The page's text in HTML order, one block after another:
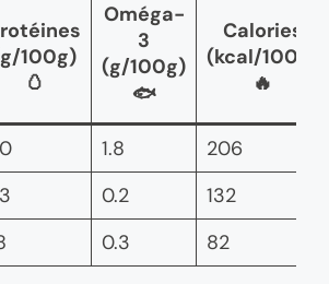
100g)
🥚
Oméga-
3
(g/100g)
🐟
Calories
(kcal/100g)
🔥
1.8
206
0.2
132
0.3 82